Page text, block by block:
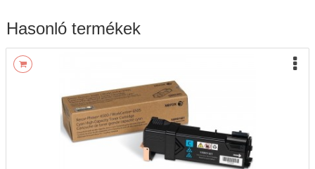
Hasonló termékek